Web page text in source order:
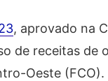
, aprovado na
de receitas
Oeste (FCO).